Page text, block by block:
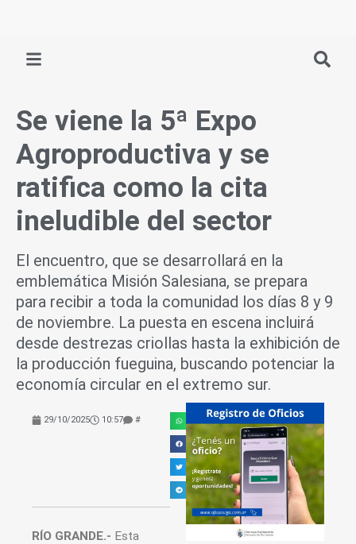
Se viene la 5ª Expo
Agroproductiva y se
ratifica como la cita
ineludible del sector
El encuentro, que se desarrollará en la
emblemática Misión Salesiana, se prepara
para recibir a toda la comunidad los días 8 y 9
de noviembre. La puesta en escena incluirá
desde destrezas criollas hasta la exhibición de
la producción fueguina, buscando potenciar la
economía circular en el extremo sur.
29/10/2025 10:57 #
RÍO GRANDE.- Esta